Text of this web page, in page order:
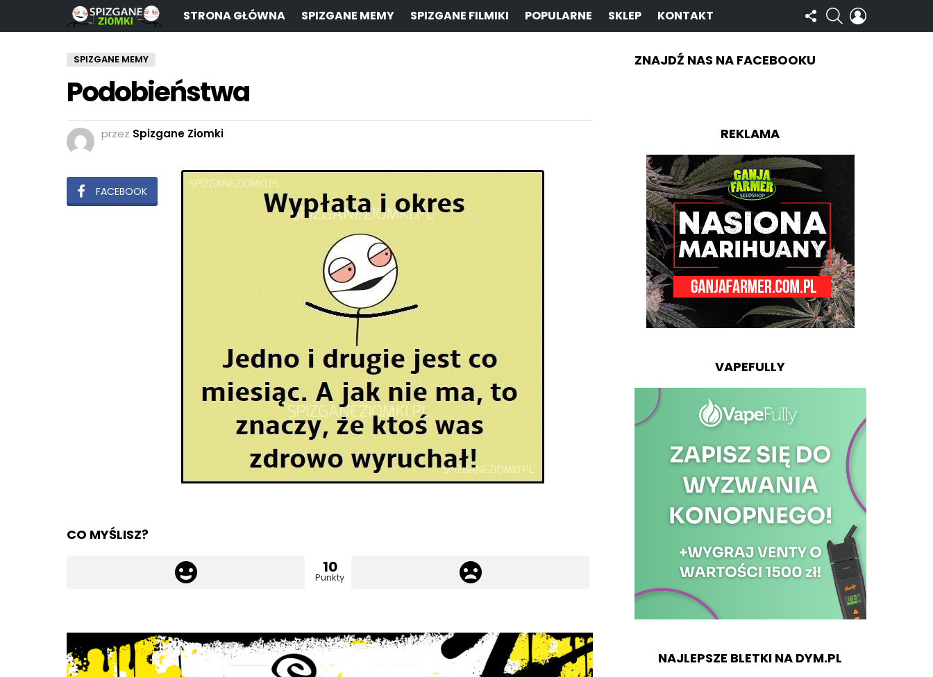
STRONA GŁÓWNA SPIZGANE MEMY SPIZGANE FILMIKI POPULARNE SKLEP KONTAKT
OBSERWUJ
NAS
SZUKAJ
SPIZGANE MEMY
Podobieństwa
przez Spizgane Ziomki
FACEBOOK
CO MYŚLISZ?
10
Punkty
ZNAJDŹ NAS NA FACEBOOKU
REKLAMA
VAPEFULLY
NAJLEPSZE BLETKI NA DYM.PL